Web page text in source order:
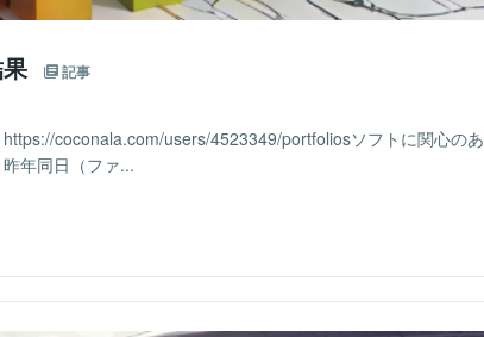
記事
coconala.com/users/4523349/portfoliosソフトに関心のあ
年同日（ファ...